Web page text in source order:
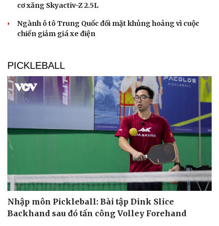
cơ xăng Skyactiv-Z 2.5L
Ngành ô tô Trung Quốc đối mặt khủng hoảng vì cuộc
chiến giảm giá xe điện
PICKLEBALL
Nhập môn Pickleball: Bài tập Dink Slice
Backhand sau đó tấn công Volley Forehand